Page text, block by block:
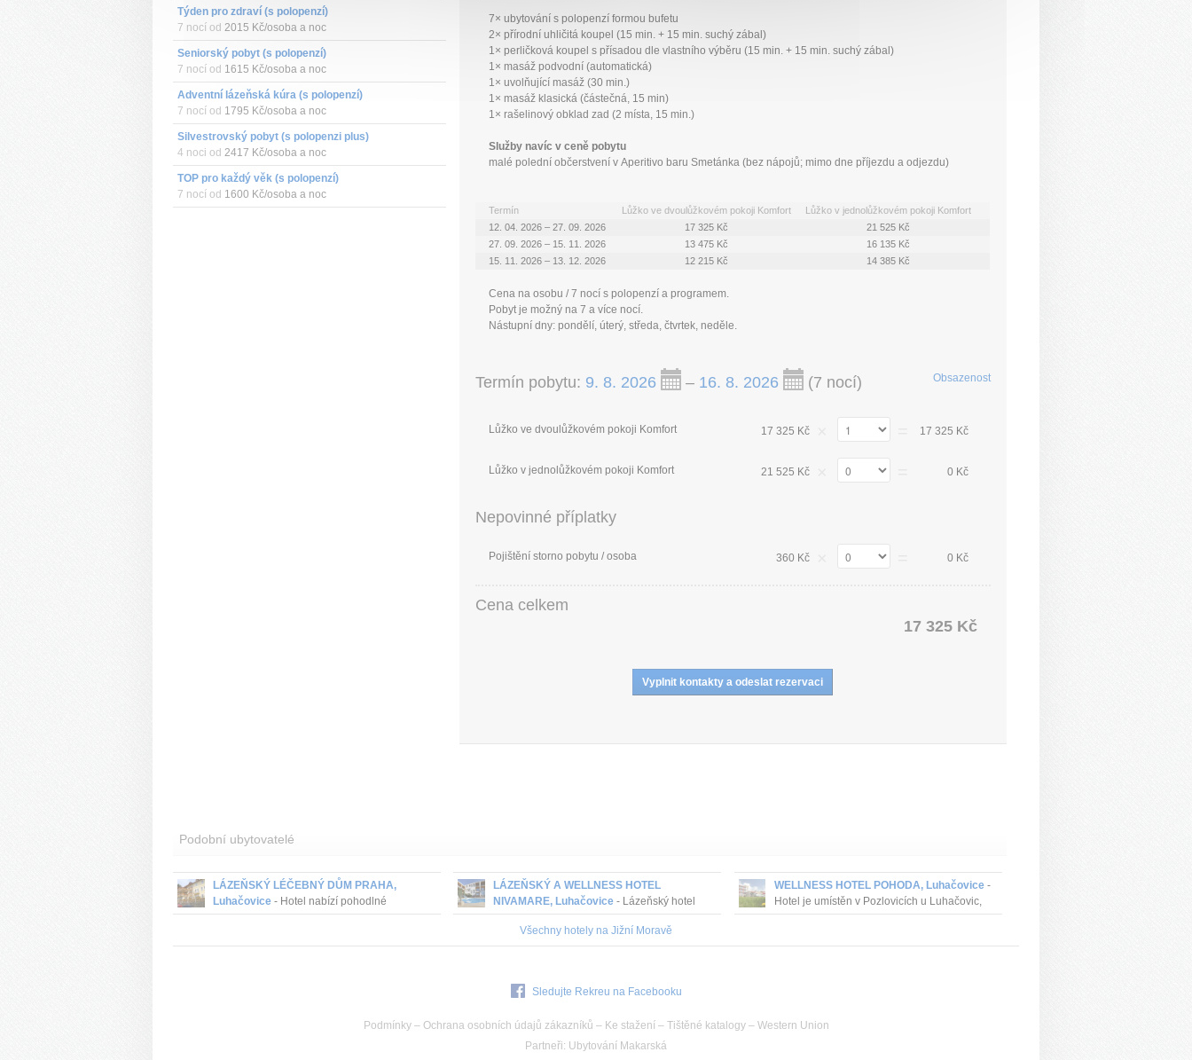
Týden pro zdraví (s polopenzí)
7 nocí od 2015 Kč/osoba a noc
Seniorský pobyt (s polopenzí)
7 nocí od 1615 Kč/osoba a noc
Adventní lázeňská kúra (s polopenzí)
7 nocí od 1795 Kč/osoba a noc
Silvestrovský pobyt (s polopenzi plus)
4 noci od 2417 Kč/osoba a noc
TOP pro každý věk (s polopenzí)
7 nocí od 1600 Kč/osoba a noc
7× ubytování s polopenzí formou bufetu
2× přírodní uhličitá koupel (15 min. + 15 min. suchý zábal)
1× perličková koupel s přísadou dle vlastního výběru (15 min. + 15 min. suchý zábal)
1× masáž podvodní (automatická)
1× uvolňující masáž (30 min.)
1× masáž klasická (částečná, 15 min)
1× rašelinový obklad zad (2 místa, 15 min.)
Služby navíc v ceně pobytu
malé polední občerstvení v Aperitivo baru Smetánka (bez nápojů; mimo dne příjezdu a odjezdu)
Termín Lůžko ve dvoulůžkovém pokoji Komfort
Lůžko v jednolůžkovém pokoji Komfort
12. 04. 2026 – 27. 09. 2026
17 325 Kč
21 525 Kč
27. 09. 2026 – 15. 11. 2026
13 475 Kč
16 135 Kč
15. 11. 2026 – 13. 12. 2026
12 215 Kč 14 385 Kč
Cena na osobu / 7 nocí s polopenzí a programem.
Pobyt je možný na 7 a více nocí.
Nástupní dny: pondělí, úterý, středa, čtvrtek, neděle.
Obsazenost
Termín pobytu: 9. 8. 2026 – 16. 8. 2026 (7 nocí)
Lůžko ve dvoulůžkovém pokoji Komfort 17 325 Kč 17 325 Kč
Lůžko v jednolůžkovém pokoji Komfort 21 525 Kč 0 Kč
Nepovinné příplatky
Pojištění storno pobytu / osoba 360 Kč 0 Kč
Cena celkem
17 325 Kč
Podobní ubytovatelé
LÁZEŇSKÝ LÉČEBNÝ DŮM PRAHA,
Luhačovice - Hotel nabízí pohodlné
ubytování, kvalitní služby a příjemnou
pramenem a letní terasou....
LÁZEŇSKÝ A WELLNESS HOTEL
NIVAMARE, Luhačovice - Lázeňský hotel
NIVAMARE je součástí komplexu Lázeňských
hotelů MIRAMARE Luhačovice. Hotel se
nachází cca 1,5 km od lázeňské kolonády a
WELLNESS HOTEL POHODA, Luhačovice-
Hotel je umístěn v Pozlovicích u Luhačovic,
pouhých 30 minut pěší chůze od lázeňské
Všechny hotely na Jižní Moravě
Sledujte Rekreu na Facebooku
Podmínky– Ochrana osobních údajů zákazníků – Ke stažení– Tištěné katalogy– Western Union
Partneři: Ubytování Makarská